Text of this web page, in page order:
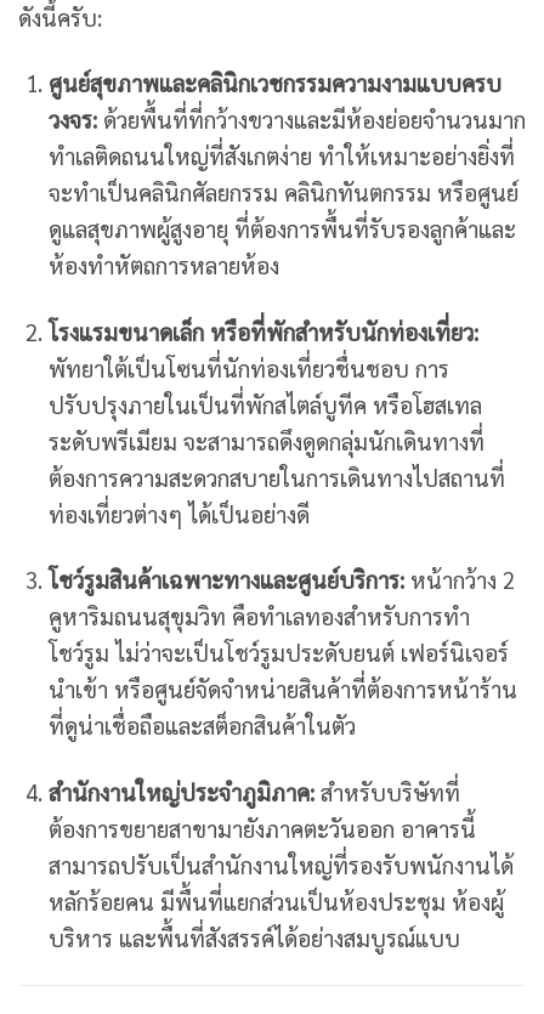
ดังนี้ครับ:
ศูนย์สุขภาพและคลินิกเวชกรรมความงามแบบครบ
วงจร:ด้วยพื้นที่ที่กว้างขวางและมีห้องย่อยจำนวนมาก
ทำเลติดถนนใหญ่ที่สังเกตง่าย ทำให้เหมาะอย่างยิ่งที่
จะทำเป็นคลินิกศัลยกรรม คลินิกทันตกรรม หรือศูนย์
ดูแลสุขภาพผู้สูงอายุ ที่ต้องการพื้นที่รับรองลูกค้าและ
ห้องทำหัตถการหลายห้อง
โรงแรมขนาดเล็ก หรือที่พักสำหรับนักท่องเที่ยว:
พัทยาใต้เป็นโซนที่นักท่องเที่ยวชื่นชอบ การ
ปรับปรุงภายในเป็นที่พักสไตล์บูทีค หรือโฮสเทล
ระดับพรีเมียม จะสามารถดึงดูดกลุ่มนักเดินทางที่
ต้องการความสะดวกสบายในการเดินทางไปสถานที่
ท่องเที่ยวต่างๆ ได้เป็นอย่างดี
โชว์รูมสินค้าเฉพาะทางและศูนย์บริการ:หน้ากว้าง 2
คูหาริมถนนสุขุมวิท คือทำเลทองสำหรับการทำ
โชว์รูม ไม่ว่าจะเป็นโชว์รูมประดับยนต์ เฟอร์นิเจอร์
นำเข้า หรือศูนย์จัดจำหน่ายสินค้าที่ต้องการหน้าร้าน
ที่ดูน่าเชื่อถือและสต็อกสินค้าในตัว
สำนักงานใหญ่ประจำภูมิภาค:สำหรับบริษัทที่
ต้องการขยายสาขามายังภาคตะวันออก อาคารนี้
สามารถปรับเป็นสำนักงานใหญ่ที่รองรับพนักงานได้
หลักร้อยคน มีพื้นที่แยกส่วนเป็นห้องประชุม ห้องผู้
บริหาร และพื้นที่สังสรรค์ได้อย่างสมบูรณ์แบบ